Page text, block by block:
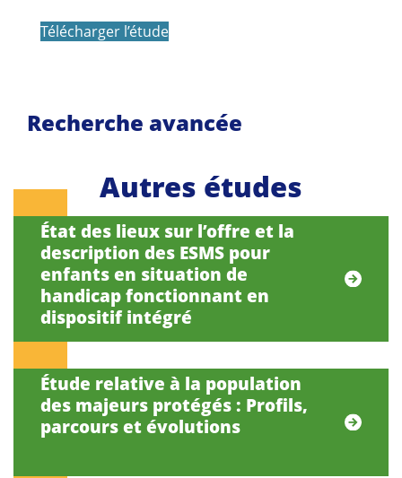
Télécharger l’étude
Recherche avancée
Autres études
État des lieux sur l’offre et la
description des ESMS pour
enfants en situation de
handicap fonctionnant en
dispositif intégré
Étude relative à la population
des majeurs protégés : Profils,
parcours et évolutions